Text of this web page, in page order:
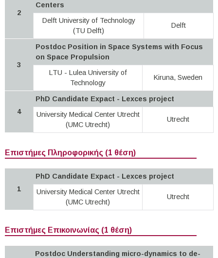
2
Centers
Delft University of Technology
(TU Delft)
Delft
3
Postdoc Position in Space Systems with Focus
on Space Propulsion
LTU - Lulea University of
Technology
Kiruna, Sweden
4
PhD Candidate Expact - Lexces project
University Medical Center Utrecht
(UMC Utrecht)
Utrecht
Επιστήμες Πληροφορικής (1 θέση)
1
PhD Candidate Expact - Lexces project
University Medical Center Utrecht
(UMC Utrecht)
Utrecht
Επιστήμες Επικοινωνίας (1 θέση)
Postdoc Understanding micro-dynamics to de-